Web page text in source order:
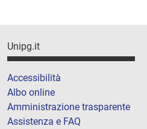
Unipg.it
Accessibilità
Albo online
Amministrazione trasparente
Assistenza e FAQ